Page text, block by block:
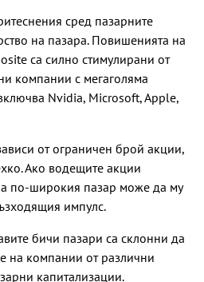
сред пазарните
на пазара. Повишенията на
са силно стимулирани от
компании с мегаголяма
Nvidia, Microsoft, Apple,
от ограничен брой акции,
Ако водещите акции
по-широкия пазар може да му
импулс.
бичи пазари са склонни да
на компании от различни
капитализации.